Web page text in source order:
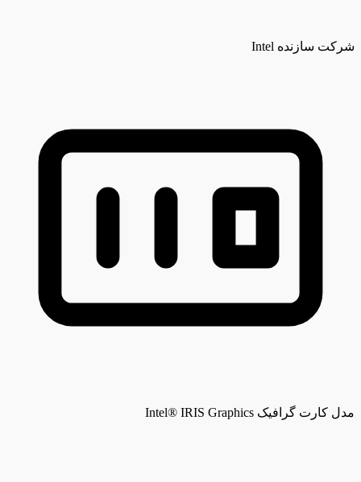
شرکت سازنده Intel
مدل کارت گرافیک Intel® IRIS Graphics